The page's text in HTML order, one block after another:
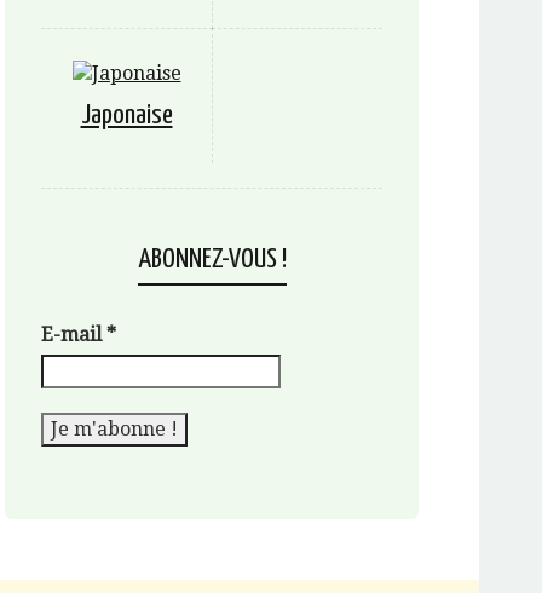
Japonaise
ABONNEZ-VOUS !
E-mail*